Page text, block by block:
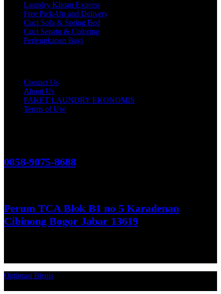
Laundry Kiloan Express
Free Pick-Up and Delivery
Cuci Sofa & Spring Bed
Cuci Sepatu & Coloring
Perlengkapan Bayi
Contact Us
About Us
PAKET LAUNDRY EKONOMIS
Terms of Use
0858-9075-8688
Perum TCA Blok B1 no 5 Karadenan
Cibinong Bogor Jabar 13619
Optimasi Bisnis